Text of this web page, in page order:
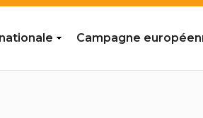
Campagne